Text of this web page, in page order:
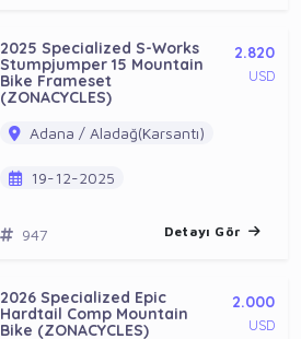
2025 Specialized S-Works
Stumpjumper 15 Mountain
Bike Frameset
(ZONACYCLES)
2.820
USD
Adana / Aladağ(Karsantı)
19-12-2025
947 Detayı Gör
2026 Specialized Epic
Hardtail Comp Mountain
Bike (ZONACYCLES)
2.000
USD